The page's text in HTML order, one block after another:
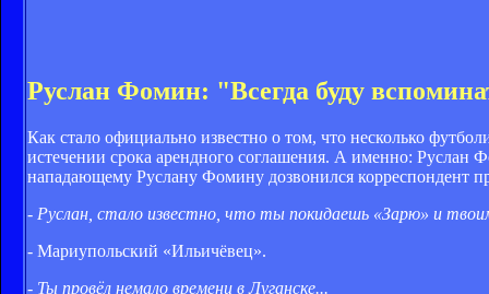
Руслан Фомин: "Всегда буду
Как стало официально известно о том, что несколько
истечении срока арендного соглашения. А именно:
нападающему Руслану Фомину дозвонился корреспондент
- Руслан, стало известно, что ты покидаешь «Зарю» и
- Мариупольский «Ильичёвец».
- Ты провёл немало времени в Луганске...